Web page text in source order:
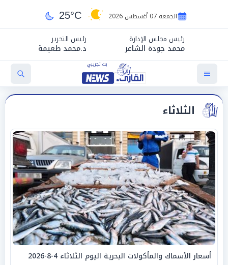
الجمعة 07 أغسطس 2026 25°C
رئيس مجلس الإدارة
محمد جودة الشاعر
رئيس التحرير
د.محمد طعيمة
الثلاثاء
أسعار الأسماك والمأكولات البحرية اليوم الثلاثاء 4-8-2026